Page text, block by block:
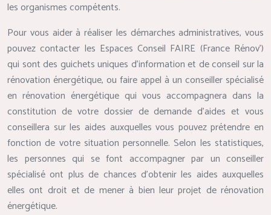
les organismes compétents.
Pour vous aider à réaliser les démarches administratives, vous
pouvez contacter les Espaces Conseil FAIRE (France Rénov’)
qui sont des guichets uniques d’information et de conseil sur la
rénovation énergétique, ou faire appel à un conseiller spécialisé
en rénovation énergétique qui vous accompagnera dans la
constitution de votre dossier de demande d’aides et vous
conseillera sur les aides auxquelles vous pouvez prétendre en
fonction de votre situation personnelle. Selon les statistiques,
les personnes qui se font accompagner par un conseiller
spécialisé ont plus de chances d’obtenir les aides auxquelles
elles ont droit et de mener à bien leur projet de rénovation
énergétique.